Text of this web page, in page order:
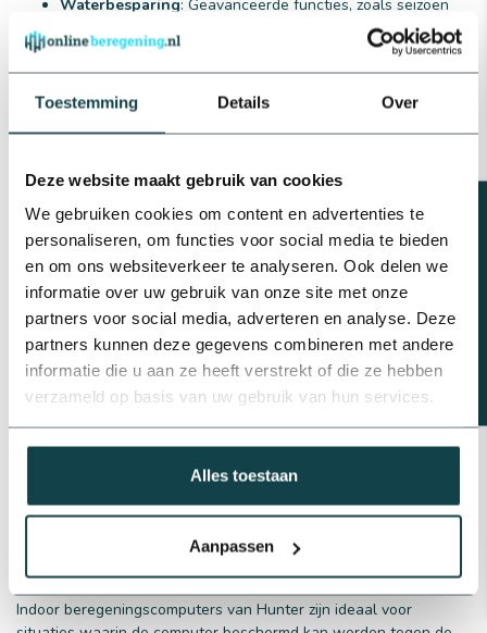
Toestemming Details Over
Deze website maakt gebruik van cookies
We gebruiken cookies om content en advertenties te
personaliseren, om functies voor social media te bieden
en om ons websiteverkeer te analyseren. Ook delen we
informatie over uw gebruik van onze site met onze
partners voor social media, adverteren en analyse. Deze
partners kunnen deze gegevens combineren met andere
informatie die u aan ze heeft verstrekt of die ze hebben
verzameld op basis van uw gebruik van hun services.
Alles toestaan
Aanpassen
Waterbesparing: Geavanceerde functies, zoals seizoen
aanpassingen en regensensoren, helpen bij het besparen
van water door alleen te irrigeren wanneer het nodig is.
Duurzaamheid: Producten van Hunter zijn gebouwd om
lang mee te gaan, zelfs onder de meest uitdagende
Hoe kies je de juiste Hunter
beregeningscomputer?
Bij het selecteren van een Hunter beregeningscomputer is het
belangrijk om rekening te houden met de grootte van je tuin, het
aantal zones dat je wilt beheren, en specifieke functies die je
nodig hebt, zoals Wi-Fi-connectiviteit of integratie met slimme
thuisapparaten. Overweeg ook toekomstige uitbreidingen van je
tuin om ervoor te zorgen dat je systeem kan meegroeien met
jouw behoeften.
Indoor of outdoor Hunter
beregeningscomputer
Bij het plannen van je beregeningssysteem, is het ook cruciaal
Indoor beregeningscomputers van Hunter zijn ideaal voor
Beregeningsplan?